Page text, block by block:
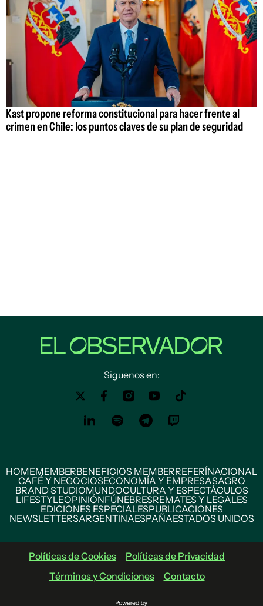
Kast propone reforma constitucional para hacer frente al
crimen en Chile: los puntos claves de su plan de seguridad
Siguenos en:
HOMEMEMBERBENEFICIOS MEMBERREFERÍNACIONAL
CAFÉ Y NEGOCIOSECONOMÍA Y EMPRESASAGRO
BRAND STUDIOMUNDOCULTURA Y ESPECTÁCULOS
LIFESTYLEOPINIÓNFÚNEBRESREMATES Y LEGALES
EDICIONES ESPECIALESPUBLICACIONES
NEWSLETTERSARGENTINAESPAÑAESTADOS UNIDOS
Políticas de Cookies
Políticas de Privacidad
Términos y Condiciones
Contacto